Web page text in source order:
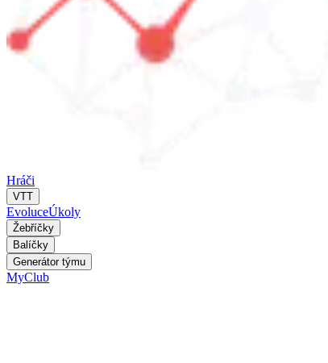
Hráči
VTT
EvoluceÚkoly
Žebříčky
Balíčky
Generátor týmu
MyClub